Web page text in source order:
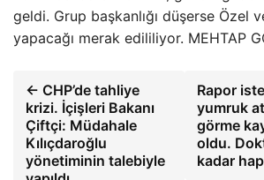
geldi. Grup başkanlığı düşerse Özel
yapacağı merak edililiyor. MEHTAP
← CHP’de tahliye
krizi. İçişleri Bakanı
Çiftçi: Müdahale
Kılıçdaroğlu
yönetiminin talebiyle
Rapor
yumruk
görme
oldu.
kadar